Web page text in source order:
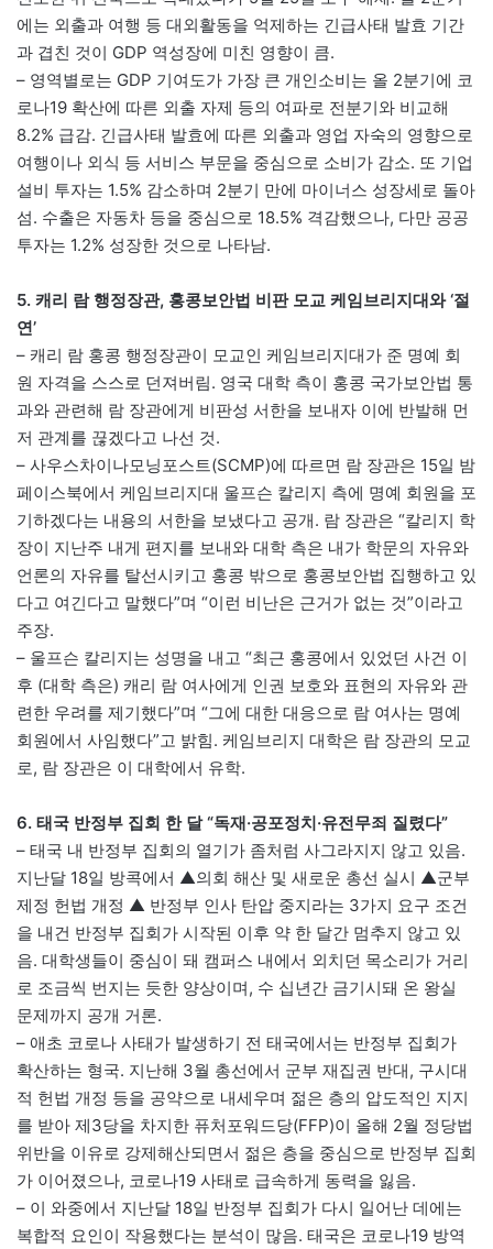
에는 외출과 여행 등 대외활동을 억제하는 긴급사태 발효 기간
과 겹친 것이 GDP 역성장에 미친 영향이 큼.
– 영역별로는 GDP 기여도가 가장 큰 개인소비는 올 2분기에 코
로나19 확산에 따른 외출 자제 등의 여파로 전분기와 비교해
8.2% 급감. 긴급사태 발효에 따른 외출과 영업 자숙의 영향으로
여행이나 외식 등 서비스 부문을 중심으로 소비가 감소. 또 기업
설비 투자는 1.5% 감소하며 2분기 만에 마이너스 성장세로 돌아
섬. 수출은 자동차 등을 중심으로 18.5% 격감했으나, 다만 공공
투자는 1.2% 성장한 것으로 나타남.
5. 캐리 람 행정장관, 홍콩보안법 비판 모교 케임브리지대와 ‘절
연’
– 캐리 람 홍콩 행정장관이 모교인 케임브리지대가 준 명예 회
원 자격을 스스로 던져버림. 영국 대학 측이 홍콩 국가보안법 통
과와 관련해 람 장관에게 비판성 서한을 보내자 이에 반발해 먼
저 관계를 끊겠다고 나선 것.
– 사우스차이나모닝포스트(SCMP)에 따르면 람 장관은 15일 밤
페이스북에서 케임브리지대 울프슨 칼리지 측에 명예 회원을 포
기하겠다는 내용의 서한을 보냈다고 공개. 람 장관은 “칼리지 학
장이 지난주 내게 편지를 보내와 대학 측은 내가 학문의 자유와
언론의 자유를 탈선시키고 홍콩 밖으로 홍콩보안법 집행하고 있
다고 여긴다고 말했다”며 “이런 비난은 근거가 없는 것”이라고
주장.
– 울프슨 칼리지는 성명을 내고 “최근 홍콩에서 있었던 사건 이
후 (대학 측은) 캐리 람 여사에게 인권 보호와 표현의 자유와 관
련한 우려를 제기했다”며 “그에 대한 대응으로 람 여사는 명예
회원에서 사임했다”고 밝힘. 케임브리지 대학은 람 장관의 모교
로, 람 장관은 이 대학에서 유학.
6. 태국 반정부 집회 한 달 “독재·공포정치·유전무죄 질렸다”
– 태국 내 반정부 집회의 열기가 좀처럼 사그라지지 않고 있음.
지난달 18일 방콕에서 ▲의회 해산 및 새로운 총선 실시 ▲군부
제정 헌법 개정 ▲ 반정부 인사 탄압 중지라는 3가지 요구 조건
을 내건 반정부 집회가 시작된 이후 약 한 달간 멈추지 않고 있
음. 대학생들이 중심이 돼 캠퍼스 내에서 외치던 목소리가 거리
로 조금씩 번지는 듯한 양상이며, 수 십년간 금기시돼 온 왕실
문제까지 공개 거론.
– 애초 코로나 사태가 발생하기 전 태국에서는 반정부 집회가
확산하는 형국. 지난해 3월 총선에서 군부 재집권 반대, 구시대
적 헌법 개정 등을 공약으로 내세우며 젊은 층의 압도적인 지지
를 받아 제3당을 차지한 퓨처포워드당(FFP)이 올해 2월 정당법
위반을 이유로 강제해산되면서 젊은 층을 중심으로 반정부 집회
가 이어졌으나, 코로나19 사태로 급속하게 동력을 잃음.
– 이 와중에서 지난달 18일 반정부 집회가 다시 일어난 데에는
복합적 요인이 작용했다는 분석이 많음. 태국은 코로나19 방역